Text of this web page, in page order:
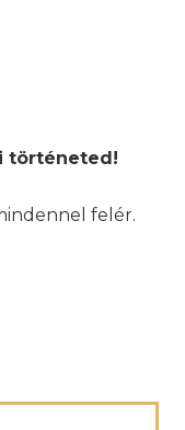
történeted!
felér.